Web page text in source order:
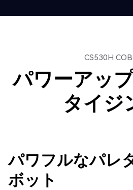
CS530H
パワーアッ
タイジ
パワフルなパレ
ボット